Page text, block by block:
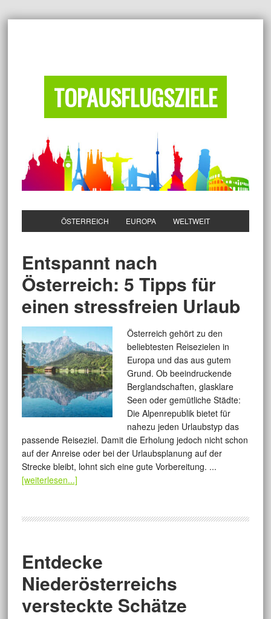
TOPAUSFLUGSZIELE
ÖSTERREICH EUROPA WELTWEIT
Entspannt nach
Österreich: 5 Tipps für
einen stressfreien Urlaub
Österreich gehört zu den
beliebtesten Reisezielen in
Europa und das aus gutem
Grund. Ob beeindruckende
Berglandschaften, glasklare
Seen oder gemütliche Städte:
Die Alpenrepublik bietet für
nahezu jeden Urlaubstyp das
passende Reiseziel. Damit die Erholung jedoch nicht schon
auf der Anreise oder bei der Urlaubsplanung auf der
Strecke bleibt, lohnt sich eine gute Vorbereitung. ...
[weiterlesen...]
Entdecke
Niederösterreichs
versteckte Schätze